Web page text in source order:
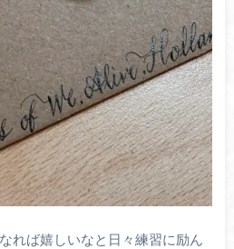
れば嬉しいなと日々練習に励ん